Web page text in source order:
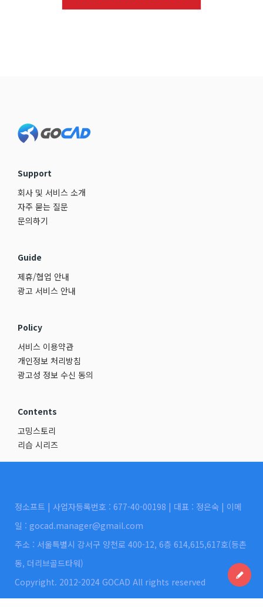
Support
회사 및 서비스 소개
자주 묻는 질문
문의하기
Guide
제휴/협업 안내
광고 서비스 안내
Policy
서비스 이용약관
개인정보 처리방침
광고성 정보 수신 동의
Contents
고밍스토리
리습 시리즈
정소프트 | 사업자등록번호 : 677-40-00198 | 대표 : 정은숙 | 이메
일 : gocad.manager@gmail.com
주소 : 서울특별시 강서구 양천로 400-12, 6층 614,615,617호(등촌
동, 더리브골드타워)
Copyright. 2012-2024 GOCAD All rights reserved